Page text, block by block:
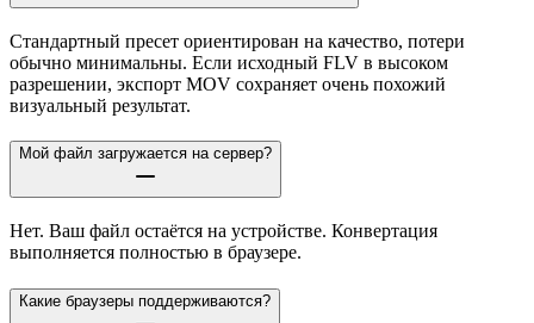
Стандартный пресет ориентирован на качество, потери
обычно минимальны. Если исходный FLV в высоком
разрешении, экспорт MOV сохраняет очень похожий
визуальный результат.
Мой файл загружается на сервер?
Нет. Ваш файл остаётся на устройстве. Конвертация
выполняется полностью в браузере.
Какие браузеры поддерживаются?